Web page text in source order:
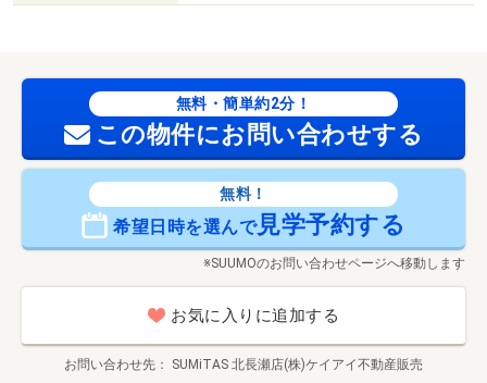
無料・簡単約2分！
この物件にお問い合わせする
無料！
希望日時を選んで見学予約する
※SUUMOのお問い合わせページへ移動します
お気に入りに追加する
お問い合わせ先 SUMiTAS 北長瀬店(株)ケイアイ不動産販売